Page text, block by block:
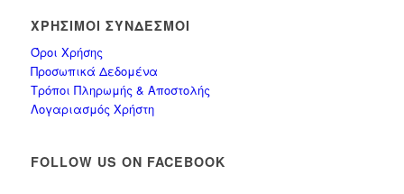
ΧΡΉΣΙΜΟΙ ΣΎΝΔΕΣΜΟΙ
Όροι Χρήσης
Προσωπικά Δεδομένα
Τρόποι Πληρωμής & Αποστολής
Λογαριασμός Χρήστη
FOLLOW US ON FACEBOOK